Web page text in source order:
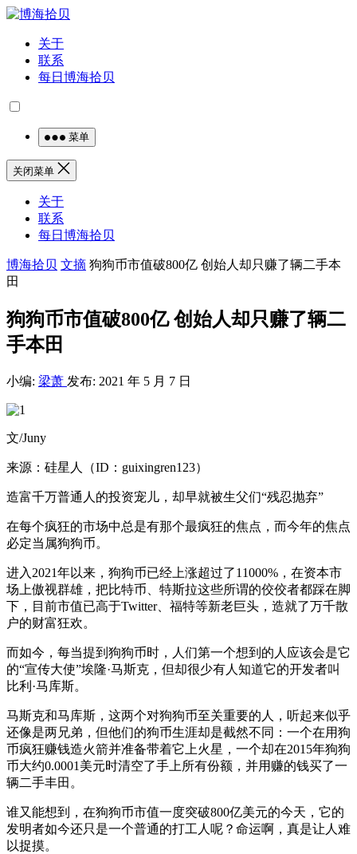
关于
联系
每日博海拾贝
菜单
关闭菜单
关于
联系
每日博海拾贝
博海拾贝 文摘 狗狗币市值破800亿 创始人却只赚了辆二手本
田
狗狗币市值破800亿 创始人却只赚了辆二
手本田
小编: 梁萧 发布: 2021 年 5 月 7 日
文/Juny
来源：硅星人（ID：guixingren123）
造富千万普通人的投资宠儿，却早就被生父们“残忍抛弃”
在每个疯狂的市场中总是有那个最疯狂的焦点，而今年的焦点
必定当属狗狗币。
进入2021年以来，狗狗币已经上涨超过了11000%，在资本市
场上傲视群雄，把比特币、特斯拉这些所谓的佼佼者都踩在脚
下，目前市值已高于Twitter、福特等新老巨头，造就了万千散
户的财富狂欢。
而如今，每当提到狗狗币时，人们第一个想到的人应该会是它
的“宣传大使”埃隆·马斯克，但却很少有人知道它的开发者叫
比利·马库斯。
马斯克和马库斯，这两个对狗狗币至关重要的人，听起来似乎
还像是两兄弟，但他们的狗币生涯却是截然不同：一个在用狗
币疯狂赚钱造火箭并准备带着它上火星，一个却在2015年狗狗
币大约0.0001美元时清空了手上所有份额，并用赚的钱买了一
辆二手丰田。
谁又能想到，在狗狗币市值一度突破800亿美元的今天，它的
发明者如今还只是一个普通的打工人呢？命运啊，真是让人难
以捉摸。